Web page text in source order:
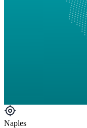
Naples